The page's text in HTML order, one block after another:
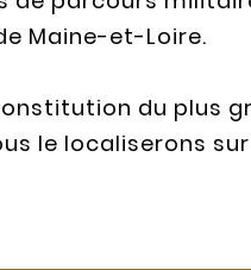
Maine-et-Loire.
du plus
le localiserons